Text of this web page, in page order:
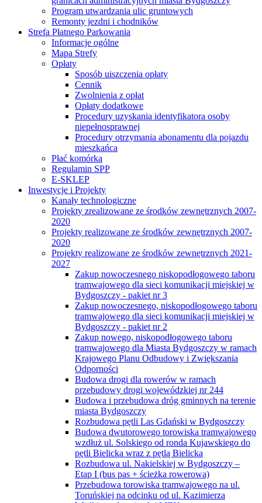
Program utwardzania ulic gruntowych
Remonty jezdni i chodników
Strefa Płatnego Parkowania
Informacje ogólne
Mapa Strefy
Opłaty
Sposób uiszczenia opłaty
Cennik
Zwolnienia z opłat
Opłaty dodatkowe
Procedury uzyskania identyfikatora osoby
niepełnosprawnej
Procedury otrzymania abonamentu dla pojazdu
mieszkańca
Płać komórką
Regulamin SPP
E-SKLEP
Inwestycje i Projekty
Kanały technologiczne
Projekty zrealizowane ze środków zewnętrznych 2007-
2020
Projekty realizowane ze środków zewnętrznych 2007-
2020
Projekty realizowane ze środków zewnętrznych 2021-
2027
Zakup nowoczesnego niskopodłogowego taboru
tramwajowego dla sieci komunikacji miejskiej w
Bydgoszczy - pakiet nr 3
Zakup nowoczesnego, niskopodłogowego taboru
tramwajowego dla sieci komunikacji miejskiej w
Bydgoszczy - pakiet nr 2
Zakup nowego, niskopodłogowego taboru
tramwajowego dla Miasta Bydgoszczy w ramach
Krajowego Planu Odbudowy i Zwiększania
Odporności
Budowa drogi dla rowerów w ramach
przebudowy drogi wojewódzkiej nr 244
Budowa i przebudowa dróg gminnych na terenie
miasta Bydgoszczy
Rozbudowa pętli Las Gdański w Bydgoszczy
Budowa dwutorowego torowiska tramwajowego
wzdłuż ul. Solskiego od ronda Kujawskiego do
pętli Bielicka wraz z pętlą Bielicka
Rozbudowa ul. Nakielskiej w Bydgoszczy –
Etap I (bus pas + ścieżka rowerowa)
Przebudowa torowiska tramwajowego na ul.
Toruńskiej na odcinku od ul. Kazimierza